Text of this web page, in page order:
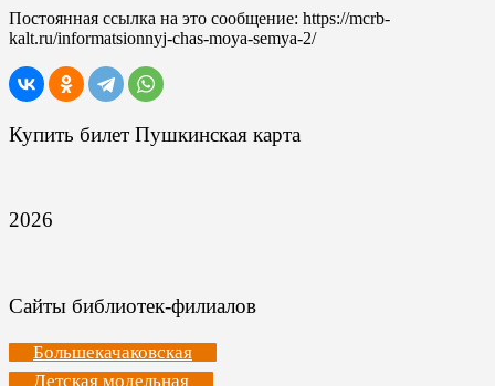
Постоянная ссылка на это сообщение: https://mcrb-
kalt.ru/informatsionnyj-chas-moya-semya-2/
Купить билет Пушкинская карта
2026
Сайты библиотек-филиалов
Большекачаковская
Детская модельная